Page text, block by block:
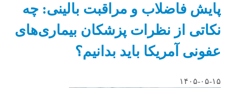
پایش فاضلاب و مراقبت بالینی: چه
نکاتی از نظرات پزشکان بیماری‌های
عفونی آمریکا باید بدانیم؟
۱۴۰۵-۰۵-۱۵